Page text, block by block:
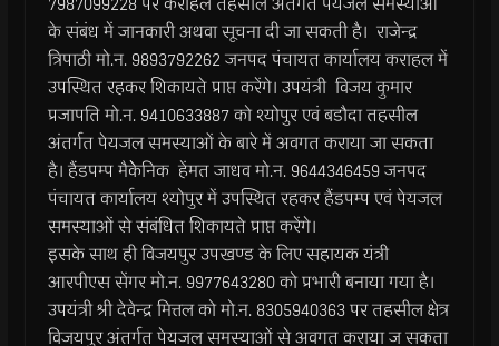
के संबंध में जानकारी अथवा सूचना दी जा सकती है। राजेन्द्र
त्रिपाठी मो.न. 9893792262 जनपद पंचायत कार्यालय कराहल में
उपस्थित रहकर शिकायते प्राप्त करेंगे। उपयंत्री विजय कुमार
प्रजापति मो.न. 9410633887 को श्योपुर एवं बडौदा तहसील
अंतर्गत पेयजल समस्याओं के बारे में अवगत कराया जा सकता
है। हैंडपम्प मैकेेनिक हेंमत जाधव मो.न. 9644346459 जनपद
पंचायत कार्यालय श्योपुर में उपस्थित रहकर हैंडपम्प एवं पेयजल
समस्याओं से संबंधित शिकायते प्राप्त करेंगे।
इसके साथ ही विजयपुर उपखण्ड के लिए सहायक यंत्री
आरपीएस सेंगर मो.न. 9977643280 को प्रभारी बनाया गया है।
उपयंत्री श्री देवेन्द्र मित्तल को मो.न. 8305940363 पर तहसील क्षेत्र
विजयपुर अंतर्गत पेयजल समस्याओं से अवगत कराया ज सकता